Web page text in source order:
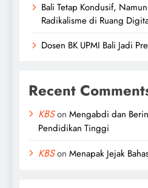
Bali Tetap Kondusif,
Radikalisme di Ruang
Dosen BK UPMI Bali Jadi
Recent
KBSon Mengabdi dan
Pendidikan Tinggi
KBSon Menapak Jejak